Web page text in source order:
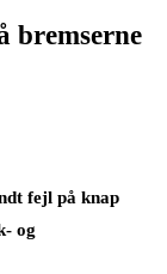
bremserne
fejl på knap
og